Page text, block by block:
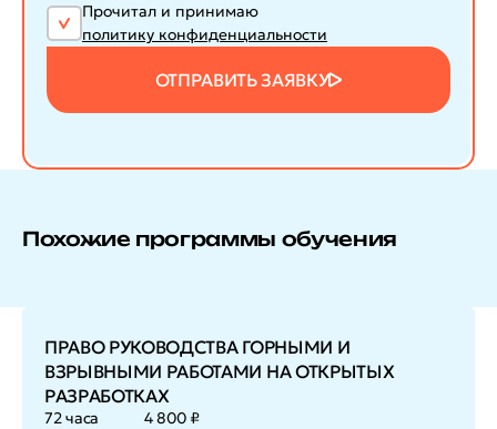
Прочитал и принимаю
политику конфиденциальности
ОТПРАВИТЬ ЗАЯВКУ
Похожие программы обучения
ПРАВО РУКОВОДСТВА ГОРНЫМИ И
ВЗРЫВНЫМИ РАБОТАМИ НА ОТКРЫТЫХ
РАЗРАБОТКАХ
72 часа 4 800 ₽